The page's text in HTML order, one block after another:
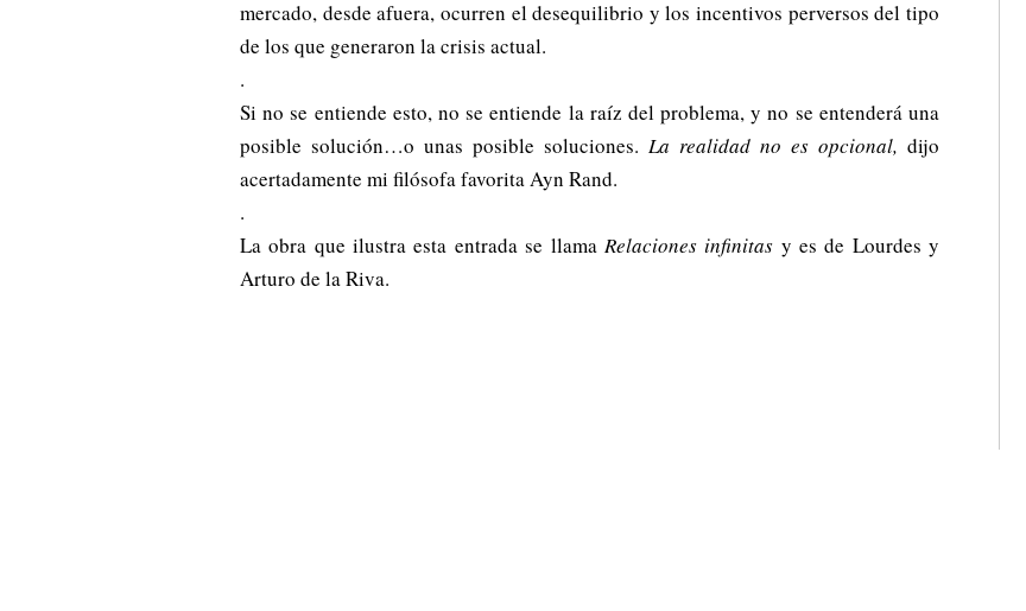
mercado, desde afuera, ocurren el desequilibrio y los incentivos perversos del tipo
de los que generaron la crisis actual.
.
Si no se entiende esto, no se entiende la raíz del problema, y no se entenderá una
posible solución…o unas posible soluciones. La realidad no es opcional, dijo
acertadamente mi filósofa favorita Ayn Rand.
.
La obra que ilustra esta entrada se llama Relaciones infinitas y es de Lourdes y
Arturo de la Riva.